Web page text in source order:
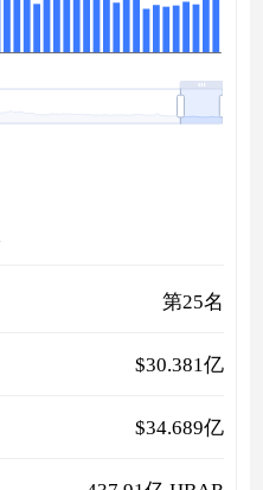
第25名
$30.381亿
$34.689亿